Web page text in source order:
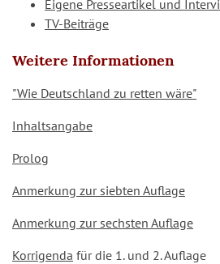
Eigene Presseartikel und
TV-Beiträge
Weitere Informationen
"Wie Deutschland zu retten wäre"
Inhaltsangabe
Prolog
Anmerkung zur siebten Auflage
Anmerkung zur sechsten Auflage
Korrigenda für die 1. und 2. Auflage